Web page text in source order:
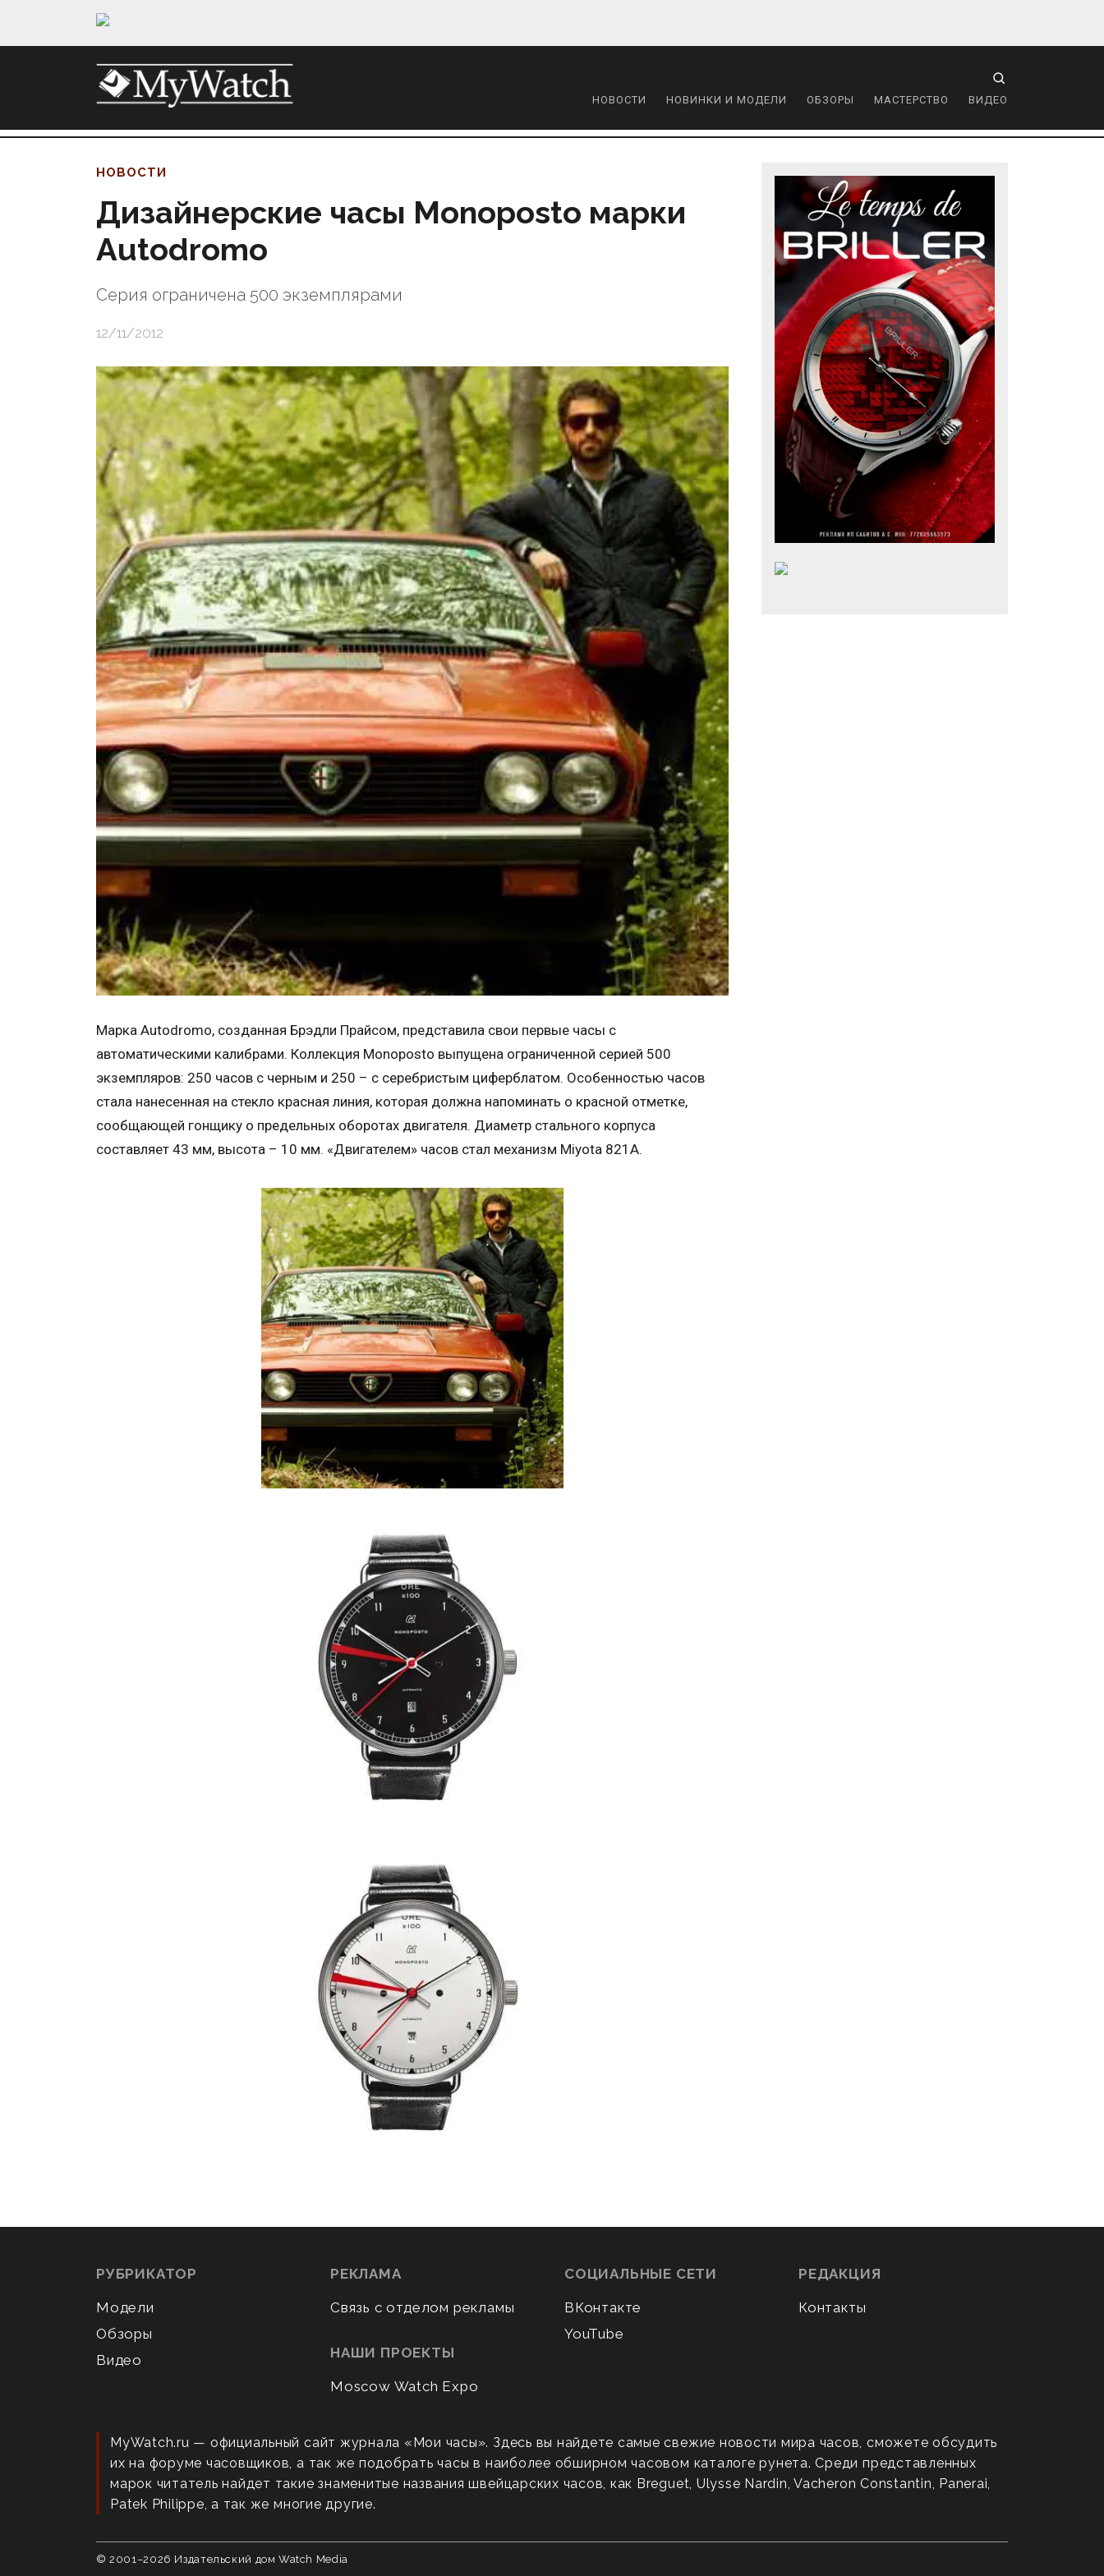
НОВОСТИ НОВИНКИ И МОДЕЛИ ОБЗОРЫ МАСТЕРСТВО ВИДЕО
НОВОСТИ
Дизайнерские часы Monoposto марки
Autodromo
Серия ограничена 500 экземплярами
12/11/2012
Марка Autodromo, созданная Брэдли Прайсом, представила свои первые часы с
автоматическими калибрами. Коллекция Monoposto выпущена ограниченной серией 500
экземпляров: 250 часов с черным и 250 – с серебристым циферблатом. Особенностью часов
стала нанесенная на стекло красная линия, которая должна напоминать о красной отметке,
сообщающей гонщику о предельных оборотах двигателя. Диаметр стального корпуса
составляет 43 мм, высота – 10 мм. «Двигателем» часов стал механизм Miyota 821A.
РУБРИКАТОР
Модели
Обзоры
Видео
РЕКЛАМА
Связь с отделом рекламы
НАШИ ПРОЕКТЫ
Moscow Watch Expo
СОЦИАЛЬНЫЕ СЕТИ
ВКонтакте
YouTube
РЕДАКЦИЯ
Контакты
MyWatch.ru — официальный сайт журнала «Мои часы». Здесь вы найдете самые свежие новости мира часов, сможете обсудить
их на форуме часовщиков, а так же подобрать часы в наиболее обширном часовом каталоге рунета. Среди представленных
марок читатель найдет такие знаменитые названия швейцарских часов, как Breguet, Ulysse Nardin, Vacheron Constantin, Panerai,
Patek Philippe, а так же многие другие.
© 2001–2026 Издательский дом Watch Media